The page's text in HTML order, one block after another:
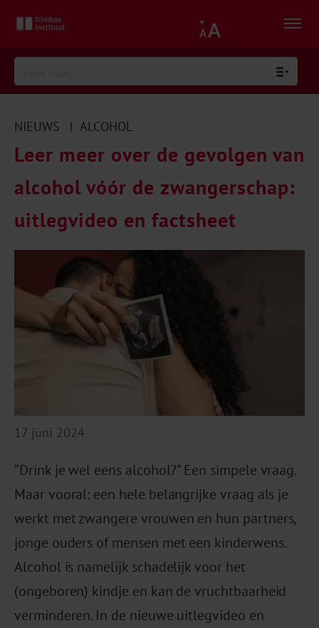
NIEUWS | ALCOHOL
Leer meer over de gevolgen van
alcohol vóór de zwangerschap:
uitlegvideo en factsheet
17 juni 2024
“Drink je wel eens alcohol?” Een simpele vraag.
Maar vooral: een hele belangrijke vraag als je
werkt met zwangere vrouwen en hun partners,
jonge ouders of mensen met een kinderwens.
Alcohol is namelijk schadelijk voor het
(ongeboren) kindje en kan de vruchtbaarheid
verminderen. In de nieuwe uitlegvideo en